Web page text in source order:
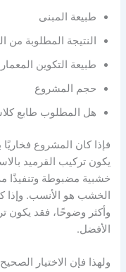
طبيعة المبنى
النتيجة المطلوبة من
طبيعة التكوين
حجم المشروع
هل المطلوب طابع
فإذا كان المشروع
يكون تركيب القرميد
خشبية مضبوطة وتنفيذًا
الخشب هو الأنسب. وإذا
وأكثر وضوحًا، فقد يكون
الأفضل.
ولهذا فإن الاختيار